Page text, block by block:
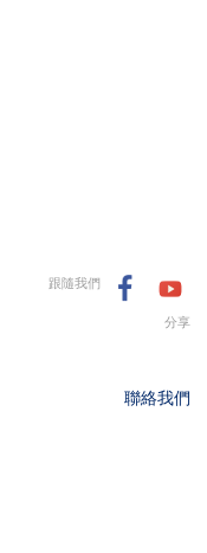
跟隨我們
分享
聯絡我們